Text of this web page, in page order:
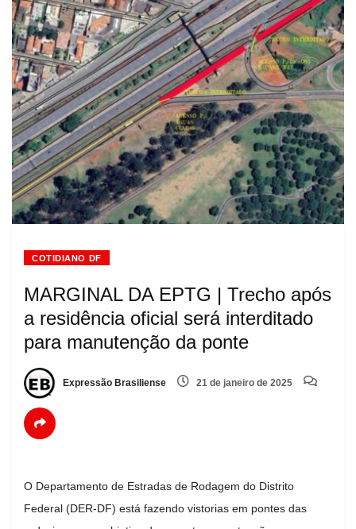
COTIDIANO DF
MARGINAL DA EPTG | Trecho após
a residência oficial será interditado
para manutenção da ponte
Expressão Brasiliense 21 de janeiro de 2025
O Departamento de Estradas de Rodagem do Distrito
Federal (DER-DF) está fazendo vistorias em pontes das